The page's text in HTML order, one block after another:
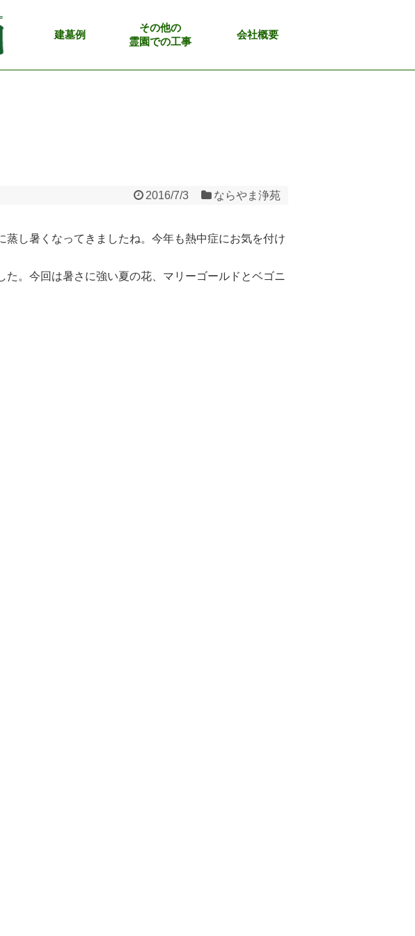
建墓例
その他の
霊園での工事
会社概要
2016/7/3 ならやま浄苑
し暑くなってきましたね。今年も熱中症にお気を付け
。今回は暑さに強い夏の花、マリーゴールドとベゴニ